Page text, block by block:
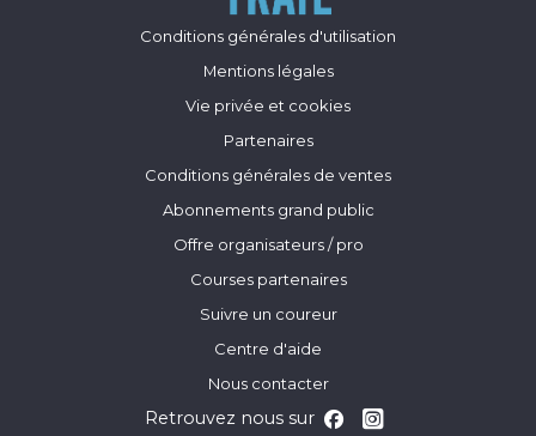
Conditions générales d'utilisation
Mentions légales
Vie privée et cookies
Partenaires
Conditions générales de ventes
Abonnements grand public
Offre organisateurs / pro
Courses partenaires
Suivre un coureur
Centre d'aide
Nous contacter
Retrouvez nous sur